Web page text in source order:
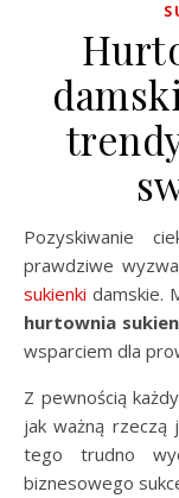
Pozyskiwanie ciekawej odzieży damskiej to często
prawdziwe
sukienki damskie.
hurtownia
wsparciem dla
Z pewnością
jak ważną rzeczą
tego trudno
biznesowego